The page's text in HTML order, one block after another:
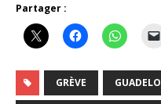
Partager :
GRÈVE